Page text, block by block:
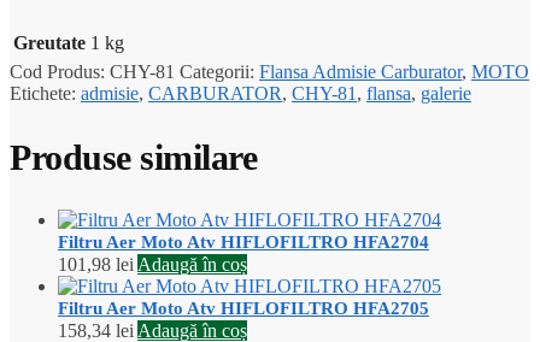
Greutate 1 kg
Cod Produs: CHY-81 Categorii: Flansa Admisie Carburator, MOTO
Etichete: admisie, CARBURATOR, CHY-81 , flansa, galerie
Produse similare
Filtru Aer Moto Atv HIFLOFILTRO HFA2704
101,98 lei Adaugă în coș
Filtru Aer Moto Atv HIFLOFILTRO HFA2705
158,34 lei Adaugă în coș